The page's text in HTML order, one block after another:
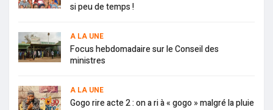
si peu de temps !
A LA UNE
Focus hebdomadaire sur le Conseil des
ministres
A LA UNE
Gogo rire acte 2 : on a ri à « gogo » malgré la pluie